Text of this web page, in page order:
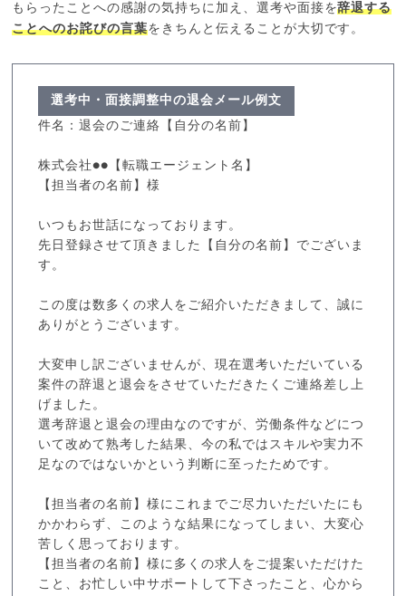
もらったことへの感謝の気持ちに加え、選考や面接を辞退する
ことへのお詫びの言葉をきちんと伝えることが大切です。
選考中・面接調整中の退会メール例文
件名：退会のご連絡【自分の名前】
株式会社●●【転職エージェント名】
【担当者の名前】様
いつもお世話になっております。
先日登録させて頂きました【自分の名前】でございま
す。
この度は数多くの求人をご紹介いただきまして、誠に
ありがとうございます。
大変申し訳ございませんが、現在選考いただいている
案件の辞退と退会をさせていただきたくご連絡差し上
げました。
選考辞退と退会の理由なのですが、労働条件などにつ
いて改めて熟考した結果、今の私ではスキルや実力不
足なのではないかという判断に至ったためです。
【担当者の名前】様にこれまでご尽力いただいたにも
かかわらず、このような結果になってしまい、大変心
苦しく思っております。
【担当者の名前】様に多くの求人をご提案いただけた
こと、お忙しい中サポートして下さったこと、心から